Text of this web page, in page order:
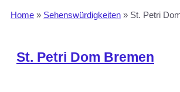
Home » Sehenswürdigkeiten » St. Petri
St. Petri Dom Bremen